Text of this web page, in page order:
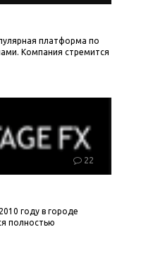
платформа по
Компания стремится
22
году в городе
полностью